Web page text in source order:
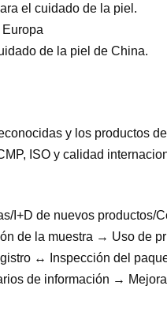
el cuidado de la piel.
de la piel de China.
y los productos
ISO y calidad
I+D de nuevos productos/
de la muestra → Uso de
↔ Inspección del
de información →